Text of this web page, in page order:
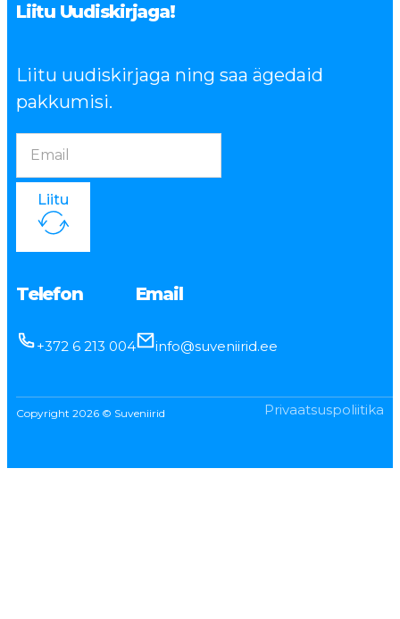
Liitu Uudiskirjaga!
Liitu uudiskirjaga ning saa ägedaid
pakkumisi.
Liitu
Telefon
+372 6 213 004
Email
info@suveniirid.ee
Copyright 2026 © Suveniirid Privaatsuspoliitika